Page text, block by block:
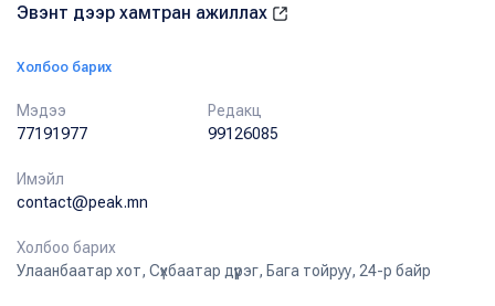
Эвэнт дээр хамтран ажиллах
Холбоо барих
Мэдээ
77191977
Редакц
99126085
Имэйл
contact@peak.mn
Холбоо барих
Улаанбаатар хот, Сүхбаатар дүүрэг, Бага тойруу, 24-р байр